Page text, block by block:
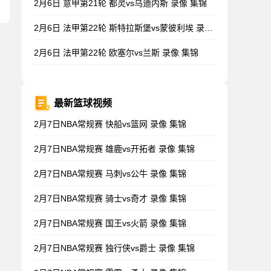
2月6日 意甲第21轮 都灵vs乌迪内斯 录像 集锦
2月6日 法甲第22轮 欧塞尔vs兰斯 录像 集锦
最新篮球视频
2月7日NBA常规赛 快船vs篮网 录像 集锦
2月7日NBA常规赛 雄鹿vs开拓者 录像 集锦
2月7日NBA常规赛 马刺vs公牛 录像 集锦
2月7日NBA常规赛 骑士vs奇才 录像 集锦
2月7日NBA常规赛 国王vs火箭 录像 集锦
2月7日NBA常规赛 独行侠vs爵士 录像 集锦